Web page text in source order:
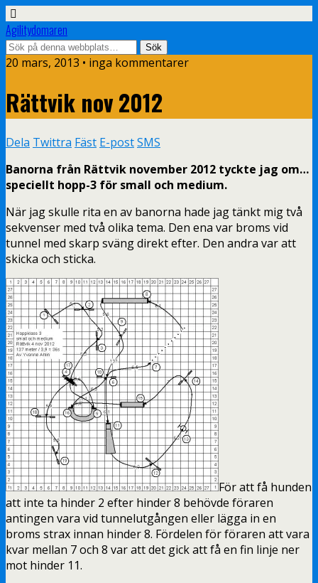
Agilitydomaren
20 mars, 2013 • inga kommentarer
Rättvik nov 2012
Dela Twittra Fäst E-postSMS
Banorna från Rättvik november 2012 tyckte jag om…
speciellt hopp-3 för small och medium.
När jag skulle rita en av banorna hade jag tänkt mig två
sekvenser med två olika tema. Den ena var broms vid
tunnel med skarp sväng direkt efter. Den andra var att
skicka och sticka.
För att få hunden
att inte ta hinder 2 efter hinder 8 behövde föraren
antingen vara vid tunnelutgången eller lägga in en
broms strax innan hinder 8. Fördelen för föraren att vara
kvar mellan 7 och 8 var att det gick att få en fin linje ner
mot hinder 11.